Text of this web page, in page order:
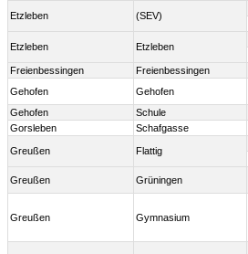
Etzleben (SEV)
Etzleben Etzleben
Freienbessingen
Freienbessingen
Gehofen
Gehofen
Gehofen
Schule
Gorsleben
Schafgasse
Greußen Flattig
Greußen
Grüningen
Greußen Gymnasium